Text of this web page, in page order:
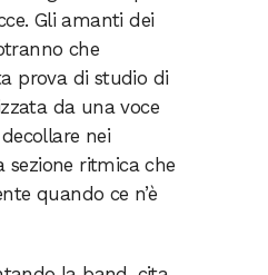
Gli amanti dei
che
prova di studio di
da una voce
nei
sezione ritmica che
quando ce n’è